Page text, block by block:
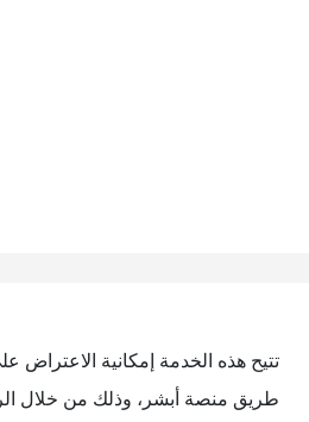
تتيح هذه الخدمة إمكانية الاعتراض
طريق منصة أبشر، وذلك من خلال